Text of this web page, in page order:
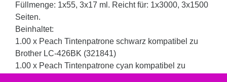
Füllmenge: 1x55, 3x17 ml. Reicht für: 1x3000, 3x1500
Seiten.
Beinhaltet:
1.00 x Peach Tintenpatrone schwarz kompatibel zu
Brother LC-426BK (321841)
1.00 x Peach Tintenpatrone cyan kompatibel zu